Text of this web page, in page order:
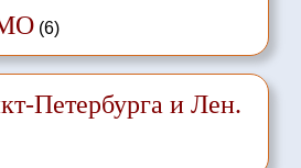
(6)
Петербурга и Лен.